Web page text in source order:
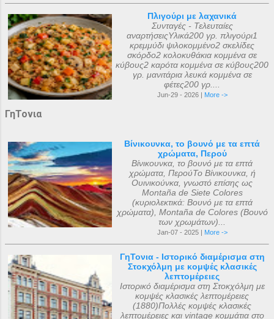
Πλιγούρι με λαχανικά
Συνταγές - Τελευταίες
αναρτήσειςΥλικά200 γρ. πλιγούρι1
κρεμμύδι ψιλοκομμένο2 σκελίδες
σκόρδο2 κολοκυθάκια κομμένα σε
κύβους2 καρότα κομμένα σε κύβους200
γρ. μανιτάρια λευκά κομμένα σε
φέτες200 γρ....
Jun-29 - 2026 | More ->
ΓηΤονια
Βίνικουνκα, το βουνό με τα επτά
χρώματα, Περού
Βίνικουνκα, το βουνό με τα επτά
χρώματα, ΠερούΤο Βίνικουνκα, ή
Ουινικούνκα, γνωστό επίσης ως
Montaña de Siete Colores
(κυριολεκτικά: Βουνό με τα επτά
χρώματα), Montaña de Colores (Βουνό
των χρωμάτων)...
Jan-07 - 2025 | More ->
ΓηΤονια - Ιστορικό διαμέρισμα στη
Στοκχόλμη με κομψές κλασικές
λεπτομέρειες
Ιστορικό διαμέρισμα στη Στοκχόλμη με
κομψές κλασικές λεπτομέρειες
(1880)Πολλές κομψές κλασικές
λεπτομέρειες και vintage κομμάτια στο